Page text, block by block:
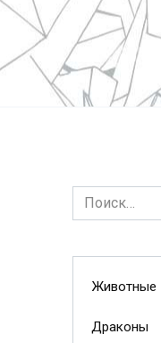
Search
for:
Животные
Драконы